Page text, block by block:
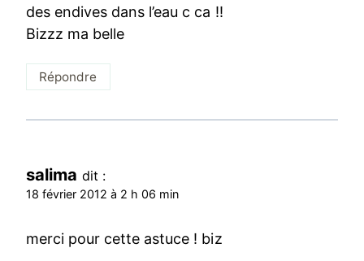
des endives dans l’eau c ca !!
Bizzz ma belle
Répondre
salima dit :
18 février 2012 à 2 h 06 min
merci pour cette astuce ! biz